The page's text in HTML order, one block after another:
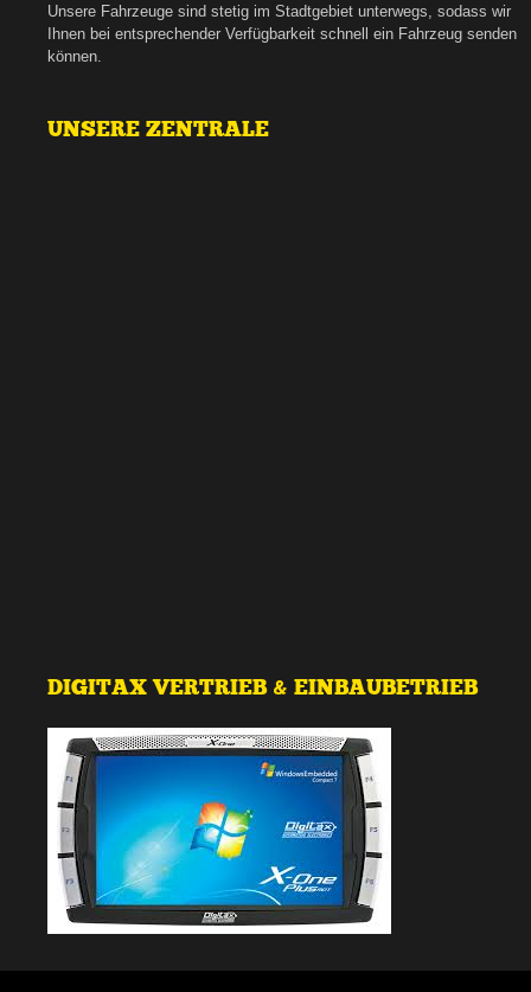
Unsere Fahrzeuge sind stetig im Stadtgebiet unterwegs, sodass wir
Ihnen bei entsprechender Verfügbarkeit schnell ein Fahrzeug senden
können.
UNSERE ZENTRALE
DIGITAX VERTRIEB & EINBAUBETRIEB